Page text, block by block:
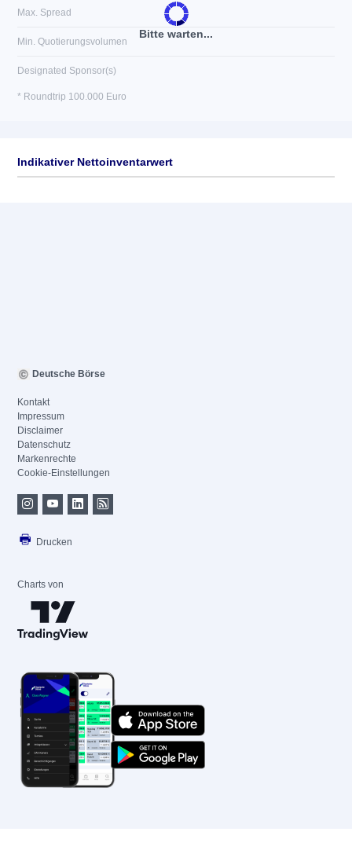
Bitte warten...
Max. Spread
Min. Quotierungsvolumen
Designated Sponsor(s)
* Roundtrip 100.000 Euro
Indikativer Nettoinventarwert
Deutsche Börse
Kontakt
Impressum
Disclaimer
Datenschutz
Markenrechte
Cookie-Einstellungen
Drucken
Charts von